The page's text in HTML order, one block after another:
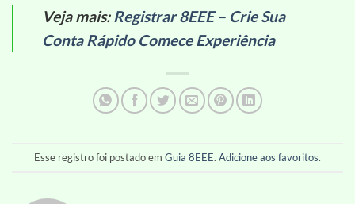
Veja mais:Registrar 8EEE – Crie Sua
Conta Rápido Comece Experiência
Esse registro foi postado em Guia 8EEE. Adicione aos favoritos.